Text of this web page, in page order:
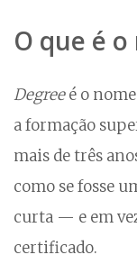
O que é
Degreeé o
a formação
mais de três
como se fosse
curta — e em
certificado.